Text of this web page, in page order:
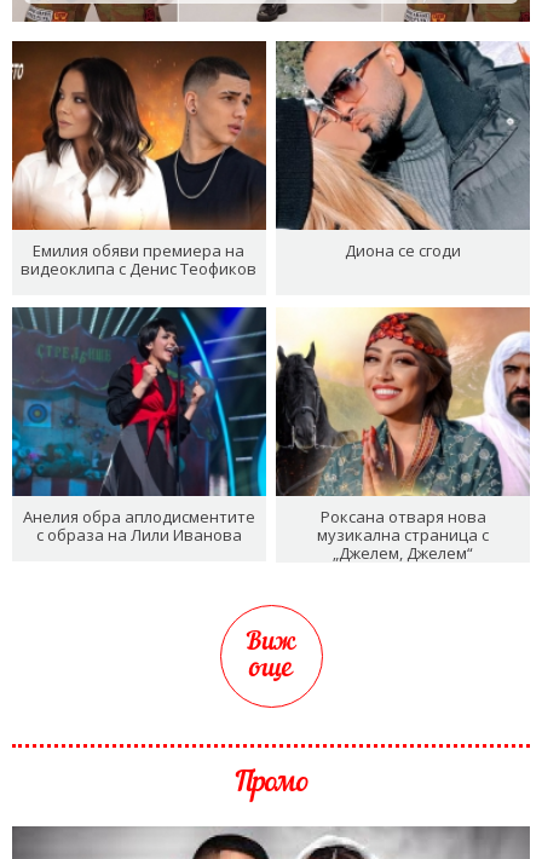
Емилия обяви премиера на
видеоклипа с Денис Теофиков
Диона се сгоди
Анелия обра аплодисментите
с образа на Лили Иванова
Роксана отваря нова
музикална страница с
„Джелем, Джелем“
Виж
още
Промо